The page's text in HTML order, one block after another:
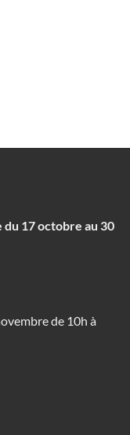
du 17 octobre au 30
de 10h à